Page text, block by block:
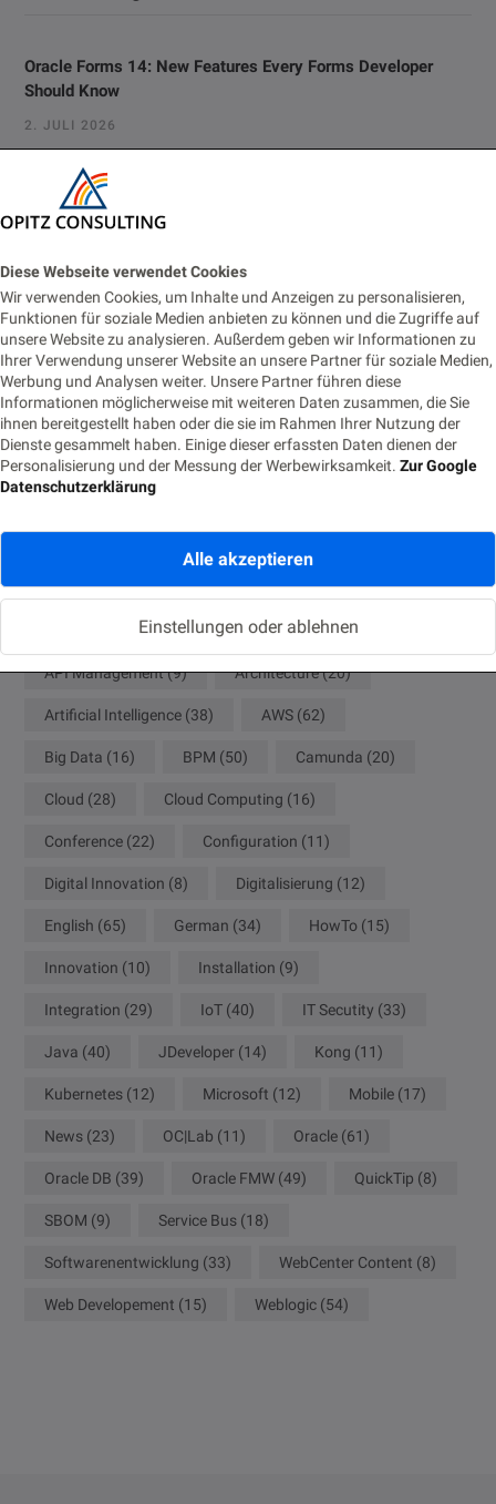
Diese Webseite verwendet Cookies
Wir verwenden Cookies, um Inhalte und Anzeigen zu personalisieren,
Funktionen für soziale Medien anbieten zu können und die Zugriffe auf
unsere Website zu analysieren. Außerdem geben wir Informationen zu
Ihrer Verwendung unserer Website an unsere Partner für soziale Medien,
Werbung und Analysen weiter. Unsere Partner führen diese
Informationen möglicherweise mit weiteren Daten zusammen, die Sie
ihnen bereitgestellt haben oder die sie im Rahmen Ihrer Nutzung der
Dienste gesammelt haben. Einige dieser erfassten Daten dienen der
Personalisierung und der Messung der Werbewirksamkeit. Zur Google
Datenschutzerklärung
Alle akzeptieren
Einstellungen oder ablehnen
Oracle Forms 14: New Features Every Forms Developer
Should Know
2. JULI 2026
Vom Monitoring zur Fachanwendung: Prometheus-Alerts für
Business-Prozesse nutzbar machen
22. JUNI 2026
Eventbasierte Synchronisation zwischen Monolith und
Cloud-Modul
18. JUNI 2026
Die Nachtwache: Rufbereitschaft für IT-Profis
9. JUNI 2026
ACM(8) ADF(8) Agile(10)
Ansible(9) APEX(9)
API Management(9) Architecture(20)
Artificial Intelligence (38) AWS (62)
Big Data (16) BPM (50) Camunda (20)
Cloud (28) Cloud Computing (16)
Conference (22) Configuration (11)
Digital Innovation (8) Digitalisierung (12)
English (65) German (34) HowTo (15)
Innovation (10) Installation (9)
Integration (29) IoT (40) IT Secutity (33)
Java (40) JDeveloper (14) Kong (11)
Kubernetes (12) Microsoft (12) Mobile (17)
News (23) OC|Lab (11) Oracle (61)
Oracle DB (39) Oracle FMW (49) QuickTip (8)
SBOM (9) Service Bus (18)
Softwarenentwicklung (33) WebCenter Content (8)
Web Developement (15) Weblogic (54)